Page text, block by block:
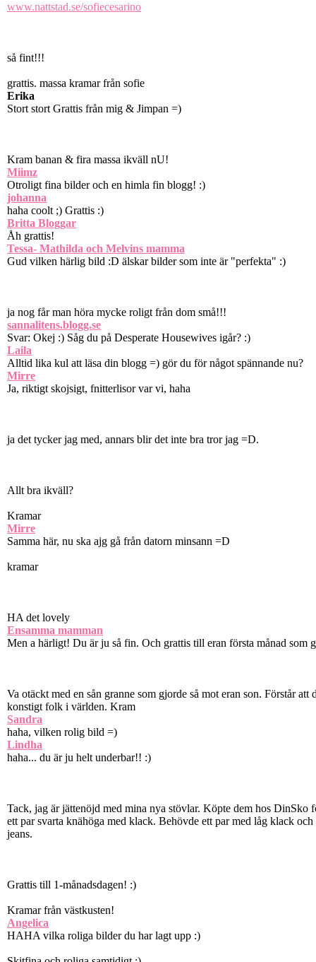
www.nattstad.se/sofiecesarino
så fint!!!
grattis. massa kramar från sofie
Erika
Stort stort Grattis från mig & Jimpan =)
Kram banan & fira massa ikväll nU!
Miimz
Otroligt fina bilder och en himla fin blogg! :)
johanna
haha coolt ;) Grattis :)
Britta Bloggar
Åh grattis!
Tessa- Mathilda och Melvins mamma
Gud vilken härlig bild :D älskar bilder som inte är "perfekta" :)
ja nog får man höra mycke roligt från dom små!!!
sannalitens.blogg.se
Svar: Okej :) Såg du på Desperate Housewives igår? :)
Laila
Alltid lika kul att läsa din blogg =) gör du för något spännande nu?
Mirre
Ja, riktigt skojsigt, fnitterlisor var vi, haha
ja det tycker jag med, annars blir det inte bra tror jag =D.
Allt bra ikväll?
Kramar
Mirre
Samma här, nu ska ajg gå från datorn minsann =D
kramar
HA det lovely
Ensamma mamman
Men a härligt! Du är ju så fin. Och grattis till eran första månad som
Va otäckt med en sån granne som gjorde så mot eran son. Förstår
konstigt folk i världen. Kram
Sandra
haha, vilken rolig bild =)
Lindha
haha... du är ju helt underbar!! :)
Tack, jag är jättenöjd med mina nya stövlar. Köpte dem hos
ett par svarta knähöga med klack. Behövde ett par med låg klack
jeans.
Grattis till 1-månadsdagen! :)
Kramar från västkusten!
Angelica
HAHA vilka roliga bilder du har lagt upp :)